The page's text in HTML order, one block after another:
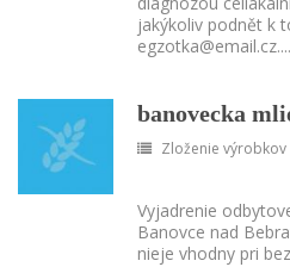
jakýkoliv podnět k
egzotka@email.cz....
banovecka
Zloženie výrobkov
Vyjadrenie
Banovce nad
nieje vhodny pri